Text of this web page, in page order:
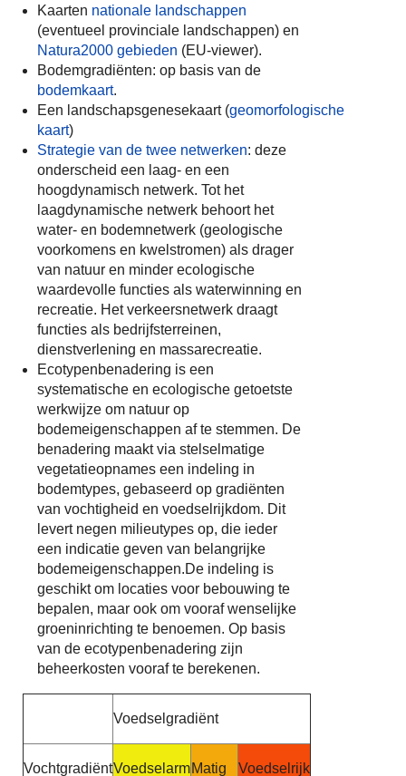
Kaarten nationale landschappen
(eventueel provinciale landschappen) en
Natura2000 gebieden (EU-viewer).
Bodemgradiënten: op basis van de
bodemkaart.
Een landschapsgenesekaart (geomorfologische
kaart)
Strategie van de twee netwerken: deze
onderscheid een laag- en een
hoogdynamisch netwerk. Tot het
laagdynamische netwerk behoort het
water- en bodemnetwerk (geologische
voorkomens en kwelstromen) als drager
van natuur en minder ecologische
waardevolle functies als waterwinning en
recreatie. Het verkeersnetwerk draagt
functies als bedrijfsterreinen,
dienstverlening en massarecreatie.
Ecotypenbenadering is een
systematische en ecologische getoetste
werkwijze om natuur op
bodemeigenschappen af te stemmen. De
benadering maakt via stelselmatige
vegetatieopnames een indeling in
bodemtypes, gebaseerd op gradiënten
van vochtigheid en voedselrijkdom. Dit
levert negen milieutypes op, die ieder
een indicatie geven van belangrijke
bodemeigenschappen.De indeling is
geschikt om locaties voor bebouwing te
bepalen, maar ook om vooraf wenselijke
groeninrichting te benoemen. Op basis
van de ecotypenbenadering zijn
beheerkosten vooraf te berekenen.
Voedselgradiënt
VochtgradiëntVoedselarmMatig Voedselrijk